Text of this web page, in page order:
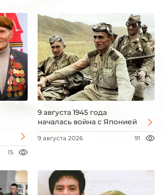
15
9 августа 1945 года
началась война с Японией
9 августа 2026 91